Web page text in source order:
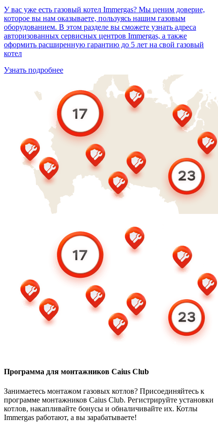
У вас уже есть газовый котел Immergas? Мы ценим доверие,
которое вы нам оказываете, пользуясь нашим газовым
оборудованием. В этом разделе вы сможете узнать адреса
авторизованных сервисных центров Immergas, а также
оформить расширенную гарантию до 5 лет на свой газовый
котел
Узнать подробнее
Программа для монтажников Caius Club
Занимаетесь монтажом газовых котлов? Присоединяйтесь к
программе монтажников Caius Club. Регистрируйте установки
котлов, накапливайте бонусы и обналичивайте их. Котлы
Immergas работают, а вы зарабатываете!